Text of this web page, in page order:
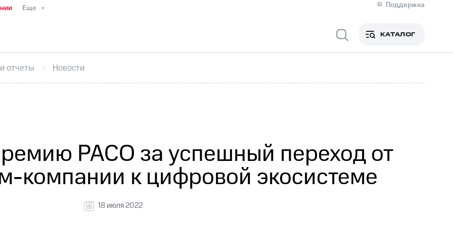
Еще
Поддержка
Медиа-центр
ИнтервьюФинансовая отчетностьКонтактыНовости в регионе
секретарьРаскрытие информации
кабинет акционераАкционерный капиталКонтроль и аудитРынок акций
КАТАЛОГ
отчеты Новости
РАСО за успешный переход от
компании к цифровой экосистеме
18 июля 2022